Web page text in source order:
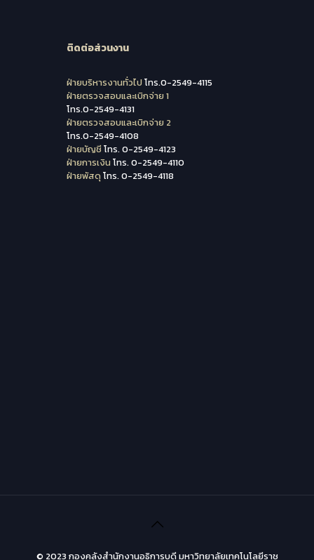
ติดต่อส่วนงาน
ฝ่ายบริหารงานทั่วไป โทร.0-2549-4115
ฝ่ายตรวจสอบและเบิกจ่าย 1
โทร.0-2549-4131
ฝ่ายตรวจสอบและเบิกจ่าย 2
โทร.0-2549-4108
ฝ่ายบัญชีโทร. 0-2549-4123
ฝ่ายการเงิน โทร. 0-2549-4110
ฝ่ายพัสดุ โทร. 0-2549-4118
© 2023 กองคลังสำนักงานอธิการบดี มหาวิทยาลัยเทคโนโลยีราช